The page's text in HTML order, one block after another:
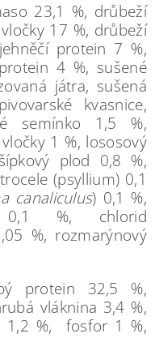
23,1 %, drůbeží
17 %, drůbeží
protein 7 %,
4 %, sušené
játra, sušená
kvasnice,
semínko 1,5 %,
1 %, lososový
plod 0,8 %,
(psyllium) 0,1
canaliculus) 0,1 %,
0,1 %, chlorid
%, rozmarýnový
protein 32,5 %,
vláknina 3,4 %,
1,2 %, fosfor 1 %,